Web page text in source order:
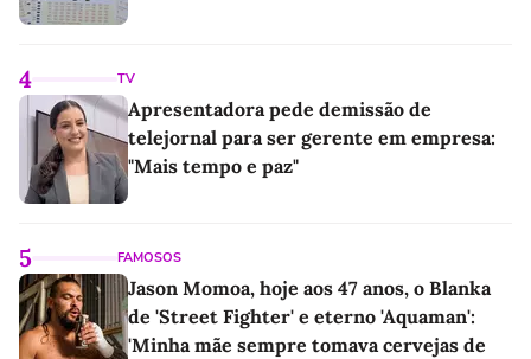
4 TV
Apresentadora pede demissão de
telejornal para ser gerente em empresa:
"Mais tempo e paz"
5 FAMOSOS
Jason Momoa, hoje aos 47 anos, o Blanka
de 'Street Fighter' e eterno 'Aquaman':
'Minha mãe sempre tomava cervejas de